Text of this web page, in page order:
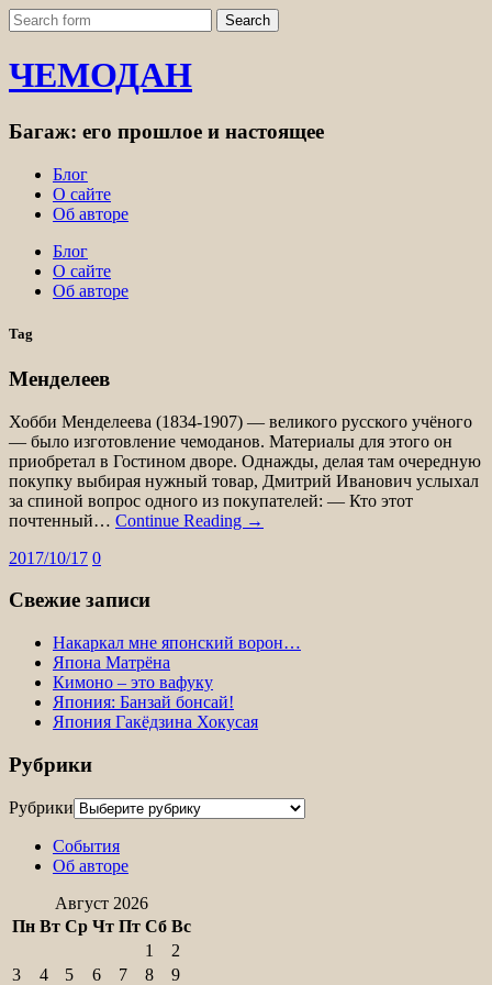
ЧЕМОДАН
Багаж: его прошлое и настоящее
Блог
О сайте
Об авторе
Блог
О сайте
Об авторе
Tag
Менделеев
Хобби Менделеева (1834-1907) — великого русского учёного
— было изготовление чемоданов. Материалы для этого он
приобретал в Гостином дворе. Однажды, делая там очередную
покупку выбирая нужный товар, Дмитрий Иванович услыхал
за спиной вопрос одного из покупателей: — Кто этот
почтенный… Continue Reading →
2017/10/17 0
Свежие записи
Накаркал мне японский ворон…
Япона Матрёна
Кимоно – это вафуку
Япония: Банзай бонсай!
Япония Гакёдзина Хокусая
Рубрики
Рубрики
События
Об авторе
Август 2026
Пн Вт Ср Чт Пт Сб Вс
1
2
3
4 5 6 7 8 9